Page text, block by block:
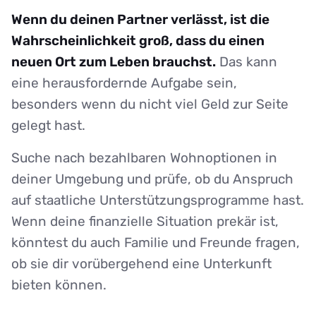
Wenn du deinen Partner verlässt, ist die
Wahrscheinlichkeit groß, dass du einen
neuen Ort zum Leben brauchst. Das kann
eine herausfordernde Aufgabe sein,
besonders wenn du nicht viel Geld zur Seite
gelegt hast.
Suche nach bezahlbaren Wohnoptionen in
deiner Umgebung und prüfe, ob du Anspruch
auf staatliche Unterstützungsprogramme hast.
Wenn deine finanzielle Situation prekär ist,
könntest du auch Familie und Freunde fragen,
ob sie dir vorübergehend eine Unterkunft
bieten können.